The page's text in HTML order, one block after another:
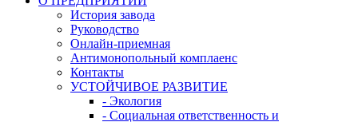
История завода
Руководство
Онлайн-приемная
Антимонопольный комплаенс
Контакты
УСТОЙЧИВОЕ РАЗВИТИЕ
- Экология
- Социальная ответственность и